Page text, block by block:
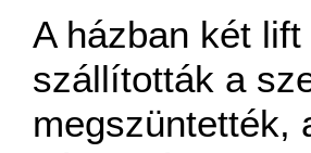
A házban két
szállították a
megszüntették,